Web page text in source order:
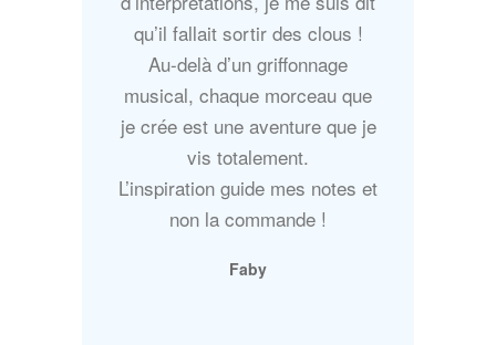
qu’il fallait sortir des clous !
Au-delà d’un griffonnage
musical, chaque morceau que
je crée est une aventure que je
vis totalement.
L’inspiration guide mes notes et
non la commande !
Faby